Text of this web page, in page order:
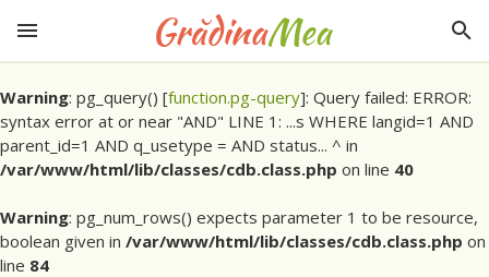
Warning: pg_query() [function.pg-query]: Query failed: ERROR:
syntax error at or near "AND" LINE 1: ...s WHERE langid=1 AND
parent_id=1 AND q_usetype = AND status... ^ in
/var/www/html/lib/classes/cdb.class.php on line 40
Warning: pg_num_rows() expects parameter 1 to be resource,
boolean given in /var/www/html/lib/classes/cdb.class.php on
line 84